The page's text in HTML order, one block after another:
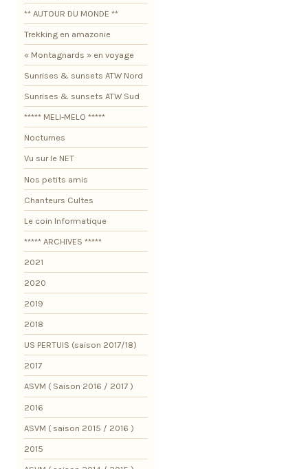
** AUTOUR DU MONDE **
Trekking en amazonie
« Montagnards » en voyage
Sunrises & sunsets ATW Nord
Sunrises & sunsets ATW Sud
***** MELI-MELO *****
Nocturnes
Vu sur le NET
Nos petits amis
Chanteurs Cultes
Le coin Informatique
***** ARCHIVES *****
2021
2020
2019
2018
US PERTUIS (saison 2017/18)
2017
ASVM ( Saison 2016 / 2017 )
2016
ASVM ( saison 2015 / 2016 )
2015